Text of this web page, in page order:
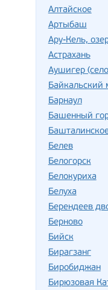
Алтайское
Артыбаш
Ару-Кель,
Астрахань
Аушигер
Байкальский
Барнаул
Башенный
Белев
Белогорск
Белокуриха
Белуха
Берендеев
Берново
Бийск
Бирагзанг
Биробиджан
Бирюзовая